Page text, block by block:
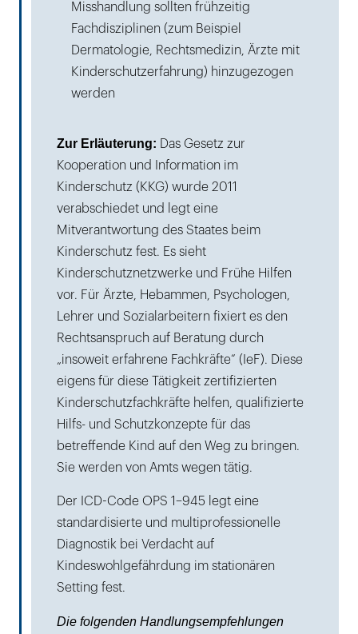
Misshandlung sollten frühzeitig
Fachdisziplinen (zum Beispiel
Dermatologie, Rechtsmedizin, Ärzte mit
Kinderschutzerfahrung) hinzugezogen
werden
Zur Erläuterung:
Das Gesetz zur
Kooperation und Information im
Kinderschutz (KKG) wurde 2011
verabschiedet und legt eine
Mitverantwortung des Staates beim
Kinderschutz fest. Es sieht
Kinderschutznetzwerke und Frühe Hilfen
vor. Für Ärzte, Hebammen, Psychologen,
Lehrer und Sozialarbeitern fixiert es den
Rechtsanspruch auf Beratung durch
„insoweit erfahrene Fachkräfte“ (IeF). Diese
eigens für diese Tätigkeit zertifizierten
Kinderschutzfachkräfte helfen, qualifizierte
Hilfs- und Schutzkonzepte für das
betreffende Kind auf den Weg zu bringen.
Sie werden von Amts wegen tätig.
Der ICD-Code OPS 1–945 legt eine
standardisierte und multiprofessionelle
Diagnostik bei Verdacht auf
Kindeswohlgefährdung im stationären
Setting fest.
Die folgenden Handlungsempfehlungen